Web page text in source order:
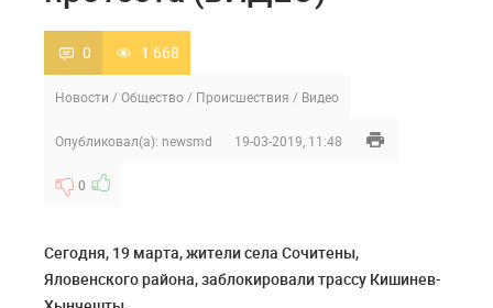
0 1 668
Новости /Общество / Происшествия / Видео
Опубликовал(а): newsmd 19-03-2019, 11:48
0
Сегодня, 19 марта, жители села Сочитены,
Яловенского района, заблокировали трассу Кишинев-